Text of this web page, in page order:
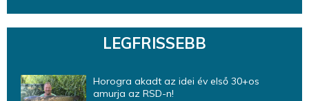
LEGFRISSEBB
Horogra akadt az idei év első 30+os
amurja az RSD-n!